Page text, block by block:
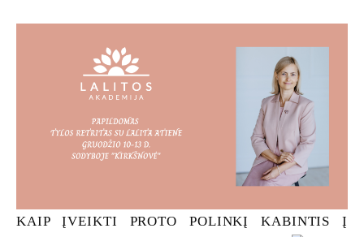
KAIP ĮVEIKTI PROTO POLINKĮ KABINTIS Į